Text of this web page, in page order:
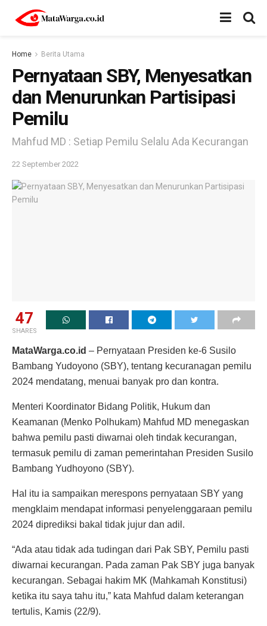
Home Berita Utama
Pernyataan SBY, Menyesatkan
dan Menurunkan Partisipasi
Pemilu
Mahfud MD : Setiap Pemilu Selalu Ada Kecurangan
22 September 2022
47
SHARES
MataWarga.co.id – Pernyataan Presiden ke-6 Susilo
Bambang Yudoyono (SBY), tentang kecuranagan pemilu
2024 mendatang, menuai banyak pro dan kontra.
Menteri Koordinator Bidang Politik, Hukum dan
Keamanan (Menko Polhukam) Mahfud MD menegaskan
bahwa pemilu pasti diwarnai oleh tindak kecurangan,
termasuk pemilu di zaman pemerintahan Presiden Susilo
Bambang Yudhoyono (SBY).
Hal itu ia sampaikan merespons pernyataan SBY yang
mengklaim mendapat informasi penyelenggaraan pemilu
2024 diprediksi bakal tidak jujur dan adil.
“Ada atau tidak ada tudingan dari Pak SBY, Pemilu pasti
diwarnai kecurangan. Pada zaman Pak SBY juga banyak
kecurangan. Sebagai hakim MK (Mahkamah Konstitusi)
ketika itu saya tahu itu,” kata Mahfud dalam keterangan
tertulis, Kamis (22/9).